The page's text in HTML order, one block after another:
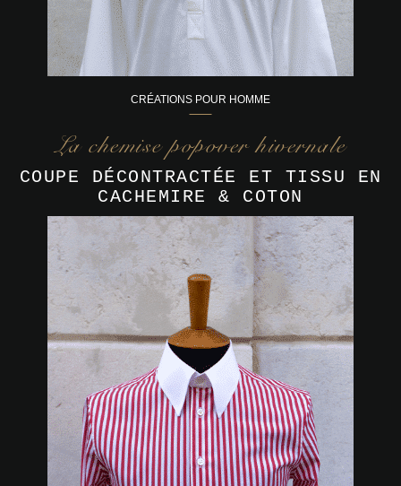
CRÉATIONS POUR HOMME
La chemise popover hivernale
COUPE DÉCONTRACTÉE ET TISSU EN
CACHEMIRE & COTON